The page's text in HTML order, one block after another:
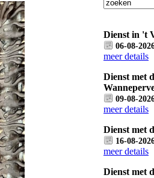
Dienst in 't
06-08-
meer details
Dienst met
09-08-
meer details
Dienst met
16-08-
meer details
Dienst met